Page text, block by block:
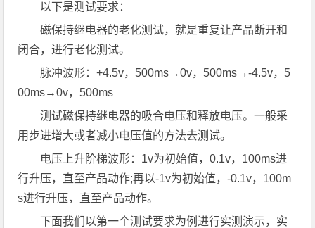
以下是测试要求：
磁保持继电器的老化测试，就是重复让产品断开和
闭合，进行老化测试。
脉冲波形：+4.5v，500ms→0v，500ms→-4.5v，5
00ms→0v，500ms
测试磁保持继电器的吸合电压和释放电压。一般采
用步进增大或者减小电压值的方法去测试。
电压上升阶梯波形：1v为初始值，0.1v，100ms进
行升压，直至产品动作;再以-1v为初始值，-0.1v，100m
s进行升压，直至产品动作。
下面我们以第一个测试要求为例进行实测演示，实